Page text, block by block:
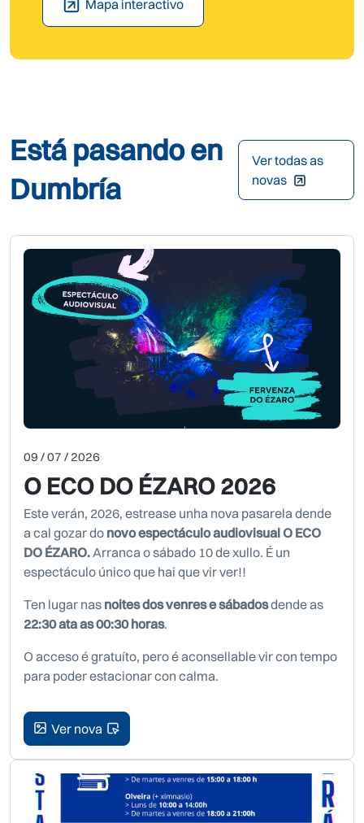
Mapa interactivo
Está pasando en
Dumbría
Ver todas as
novas
09 / 07 / 2026
O ECO DO ÉZARO 2026
Este verán, 2026, estrease unha nova pasarela dende
a cal gozar do novo espectáculo audiovisual O ECO
DO ÉZARO. Arranca o sábado 10 de xullo. É un
espectáculo único que hai que vir ver!!
Ten lugar nas noites dos venres e sábadosdende as
22:30 ata as 00:30 horas.
O acceso é gratuíto, pero é aconsellable vir con tempo
para poder estacionar con calma.
Ver nova